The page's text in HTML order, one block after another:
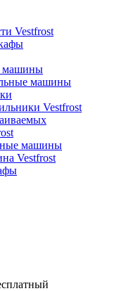
Vestfrost
машины
машины
Vestfrost
машины
Vestfrost